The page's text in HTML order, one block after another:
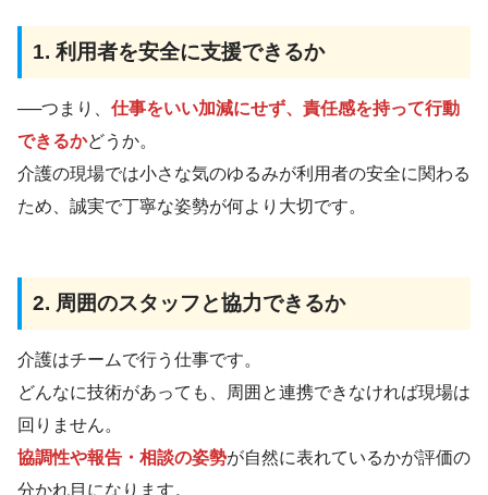
1. 利用者を安全に支援できるか
──つまり、 仕事をいい加減にせず、責任感を持って行動
できるかどうか。
介護の現場では小さな気のゆるみが利用者の安全に関わる
ため、誠実で丁寧な姿勢が何より大切です。
2. 周囲のスタッフと協力できるか
介護はチームで行う仕事です。
どんなに技術があっても、周囲と連携できなければ現場は
回りません。
協調性や報告・相談の姿勢が自然に表れているかが評価の
分かれ目になります。